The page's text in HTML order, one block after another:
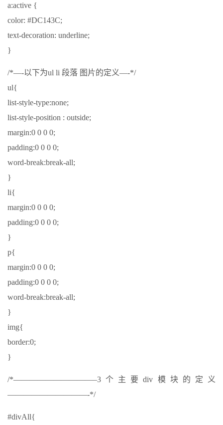
a:active {
color: #DC143C;
text-decoration: underline;
}
/*—-以下为ul li 段落 图片的定义—-*/
ul{
list-style-type:none;
list-style-position : outside;
margin:0 0 0 0;
padding:0 0 0 0;
word-break:break-all;
}
li{
margin:0 0 0 0;
padding:0 0 0 0;
}
p{
margin:0 0 0 0;
padding:0 0 0 0;
word-break:break-all;
}
img{
border:0;
}
/*——————————–3个主要div模块的定义
——————————-*/
#divAll{